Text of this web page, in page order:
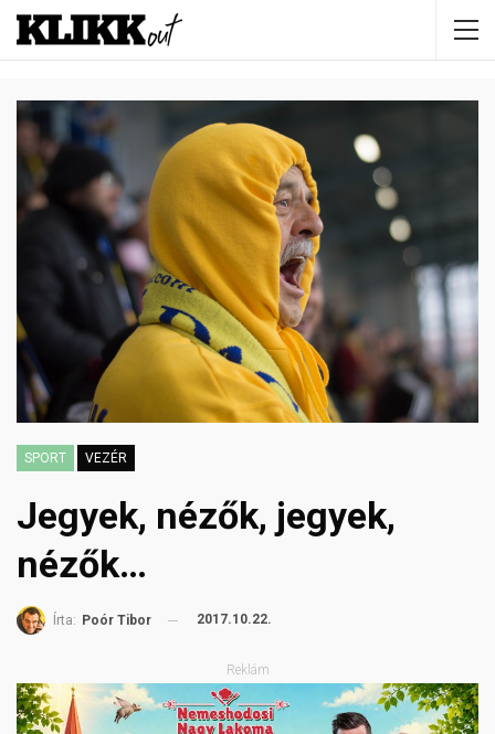
SPORT VEZÉR
Jegyek, nézők, jegyek,
nézők…
Írta: Poór Tibor 2017.10.22.
Reklám